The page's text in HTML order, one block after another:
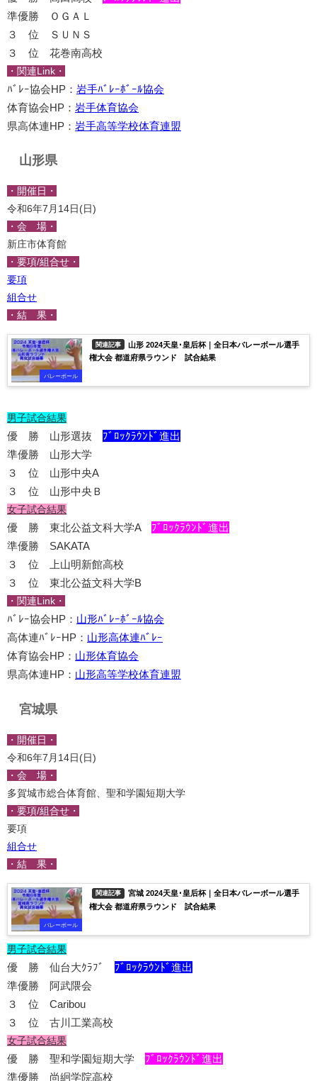
準優勝 ＯＧＡＬ
３ 位 ＳＵＮＳ
３ 位 花巻南高校
・関連Link・
ﾊﾞﾚｰ協会HP： 岩手ﾊﾞﾚｰﾎﾞｰﾙ協会
体育協会HP： 岩手体育協会
県高体連HP： 岩手高等学校体育連盟
山形県
・開催日・
令和6年7月14日(日)
・会 場・
新庄市体育館
・要項/組合せ・
要項
組合せ
・結 果・
バレーボール
関連記事
山形 2024天皇･皇后杯｜全日本バレーボール選手
権大会 都道府県ラウンド 試合結果
男子試合結果
優 勝 山形選抜 ﾌﾞﾛｯｸﾗｳﾝﾄﾞ進出
準優勝 山形大学
３ 位 山形中央A
３ 位 山形中央Ｂ
女子試合結果
優 勝 東北公益文科大学A ﾌﾞﾛｯｸﾗｳﾝﾄﾞ進出
準優勝 SAKATA
３ 位 上山明新館高校
３ 位 東北公益文科大学B
・関連Link・
ﾊﾞﾚｰ協会HP： 山形ﾊﾞﾚｰﾎﾞｰﾙ協会
高体連ﾊﾞﾚｰHP： 山形高体連ﾊﾞﾚｰ
体育協会HP： 山形体育協会
県高体連HP： 山形高等学校体育連盟
宮城県
・開催日・
令和6年7月14日(日)
・会 場・
多賀城市総合体育館、聖和学園短期大学
・要項/組合せ・
要項
組合せ
・結 果・
バレーボール
関連記事
宮城 2024天皇･皇后杯｜全日本バレーボール選手
権大会 都道府県ラウンド 試合結果
男子試合結果
優 勝 仙台大ｸﾗﾌﾞ ﾌﾞﾛｯｸﾗｳﾝﾄﾞ進出
準優勝 阿武隈会
３ 位 Caribou
３ 位 古川工業高校
女子試合結果
優 勝 聖和学園短期大学 ﾌﾞﾛｯｸﾗｳﾝﾄﾞ進出
準優勝 尚絅学院高校